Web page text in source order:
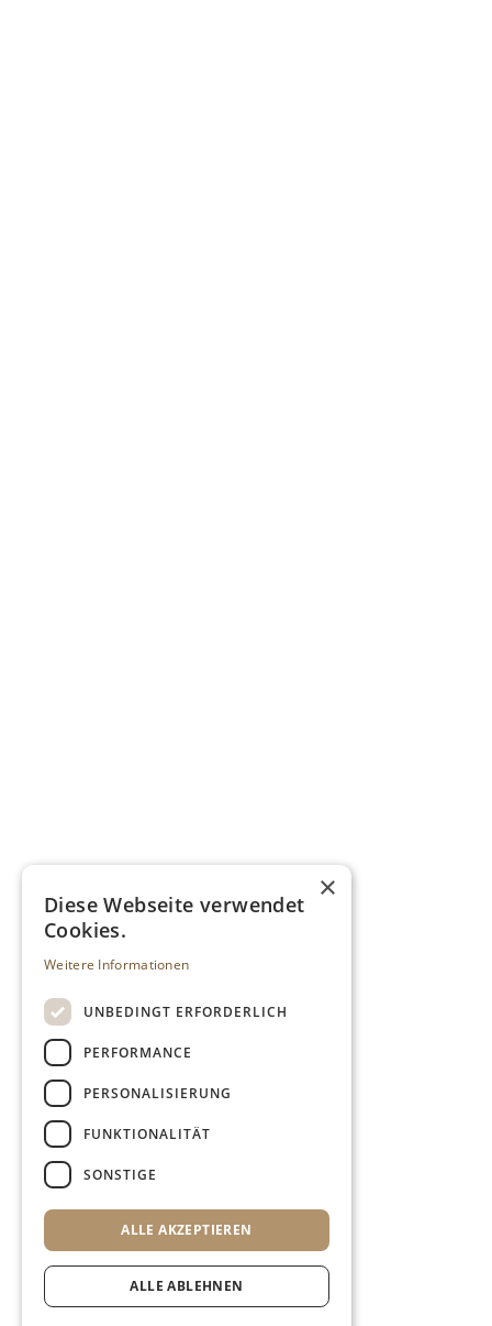
×
Diese Webseite verwendet
Cookies.
Weitere Informationen
UNBEDINGT ERFORDERLICH
PERFORMANCE
PERSONALISIERUNG
FUNKTIONALITÄT
SONSTIGE
ALLE AKZEPTIEREN
ALLE ABLEHNEN